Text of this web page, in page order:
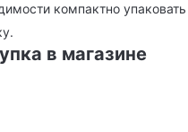
компактно упаковать
в магазине